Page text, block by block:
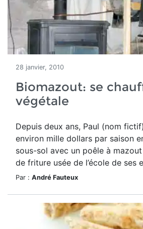
28 janvier, 2010
Biomazout: se
végétale
Depuis deux ans, Paul (nom
environ mille dollars par saison
sous-sol avec un poêle à
de friture usée de l’école de ses
Par : André Fauteux